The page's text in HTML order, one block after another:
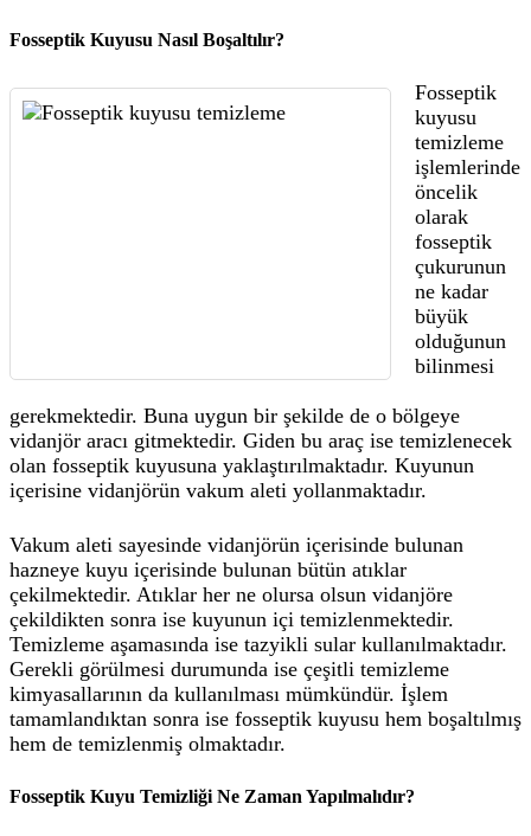
Fosseptik Kuyusu Nasıl Boşaltılır?
Fosseptik
kuyusu
temizleme
işlemlerinde
öncelik
olarak
fosseptik
çukurunun
ne kadar
büyük
olduğunun
bilinmesi
gerekmektedir. Buna uygun bir şekilde de o bölgeye
vidanjör aracı gitmektedir. Giden bu araç ise temizlenecek
olan fosseptik kuyusuna yaklaştırılmaktadır. Kuyunun
içerisine vidanjörün vakum aleti yollanmaktadır.
Vakum aleti sayesinde vidanjörün içerisinde bulunan
hazneye kuyu içerisinde bulunan bütün atıklar
çekilmektedir. Atıklar her ne olursa olsun vidanjöre
çekildikten sonra ise kuyunun içi temizlenmektedir.
Temizleme aşamasında ise tazyikli sular kullanılmaktadır.
Gerekli görülmesi durumunda ise çeşitli temizleme
kimyasallarının da kullanılması mümkündür. İşlem
tamamlandıktan sonra ise fosseptik kuyusu hem boşaltılmış
hem de temizlenmiş olmaktadır.
Fosseptik Kuyu Temizliği Ne Zaman Yapılmalıdır?